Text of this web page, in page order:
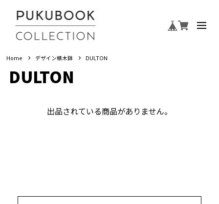
Home デザイン植木鉢 DULTON
DULTON
出品されている商品がありません。